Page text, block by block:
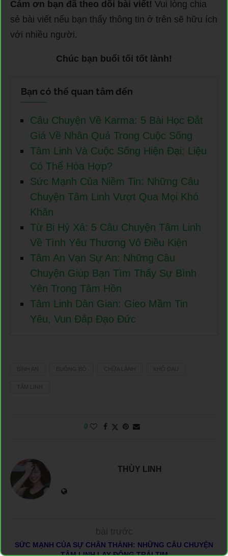
Cám ơn bạn đã theo dõi bài viết! Vui lòng chia
sẻ bài viết nếu bạn thấy thông tin ở trên sẽ hữu ích
với nhiều người.
Chúc bạn buổi tối tốt lành!
Bạn có thể quan tâm đến
Câu Chuyện Về Karma: 5 Bài Học Đắt
Giá Về Nhân Quả Trong Cuộc Sống
Tâm Linh Và Cuộc Sống Hiện Đại: Liệu
Có Thể Hòa Hợp?
Sức Mạnh Của Niềm Tin: Những Câu
Chuyện Tâm Linh Vượt Qua Mọi Khó
Khăn
Từ Bi Hỷ Xả: 5 Câu Chuyện Tâm Linh
Về Tình Yêu Thương Vô Điều Kiện
Tâm An Vạn Sự An: Những Câu
Chuyện Giúp Bạn Tìm Thấy Sự Bình
Yên Trong Tâm Hồn
Tâm Linh Dân Gian: Gieo Mầm Tin
Yêu, Vun Đắp Đạo Đức
BÌNH AN BUÔNG BỎ CHỮA LÀNH KHỔ ĐAU
TÂM LINH
0
THÙY LINH
bài trước
SỨC MẠNH CỦA SỰ CHÂN THÀNH: NHỮNG CÂU CHUYỆN